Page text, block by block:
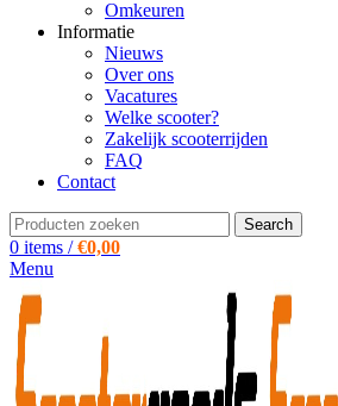
Omkeuren
Informatie
Nieuws
Over ons
Vacatures
Welke scooter?
Zakelijk scooterrijden
FAQ
Contact
Search
0 items / €0,00
Menu